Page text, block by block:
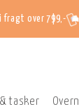
fragt over 799,-
tasker